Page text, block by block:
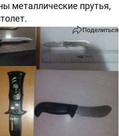
металлические прутья,
Поделиться